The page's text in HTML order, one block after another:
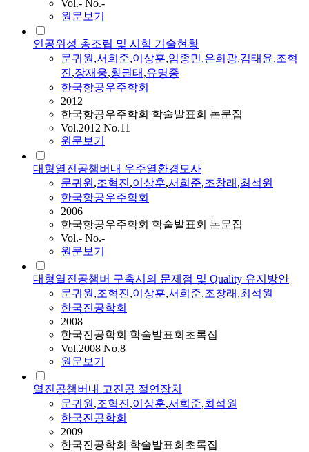
Vol.- No.-
원문보기
인공위성 총조립 및 시험 기술현황
문귀원,서희준,이상훈,임종민,은희광,김태윤,조혁
진,장재웅,황권태 ,유명종
한국항공우주학회
2012
한국항공우주학회 학술발표회 논문집
Vol.2012 No.11
원문보기
대형열진공챔버내 우주열환경모사
문귀원,조혁진,이상훈,서희준,조창래 ,최석원
한국항공우주학회
2006
한국항공우주학회 학술발표회 논문집
Vol.- No.-
원문보기
대형열진공챔버 구축시의 문제점 및 Quality 유지방안
문귀원,조혁진,이상훈,서희준,조창래 ,최석원
한국진공학회
2008
한국진공학회 학술발표회초록집
Vol.2008 No.8
원문보기
열진공챔버내 고진공 절연장치
문귀원,조혁진,이상훈,서희준,최석원
한국진공학회
2009
한국진공학회 학술발표회초록집